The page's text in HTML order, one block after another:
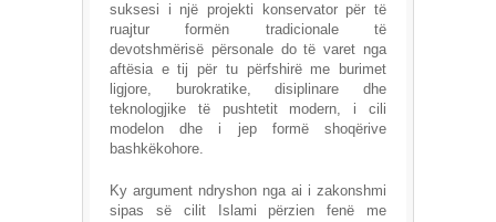
suksesi i një projekti konservator për të
ruajtur formën tradicionale të
devotshmërisë përsonale do të varet nga
aftësia e tij për tu përfshirë me burimet
ligjore, burokratike, disiplinare dhe
teknologjike të pushtetit modern, i cili
modelon dhe i jep formë shoqërive
bashkëkohore.
Ky argument ndryshon nga ai i zakonshmi
sipas së cilit Islami përzien fenë me